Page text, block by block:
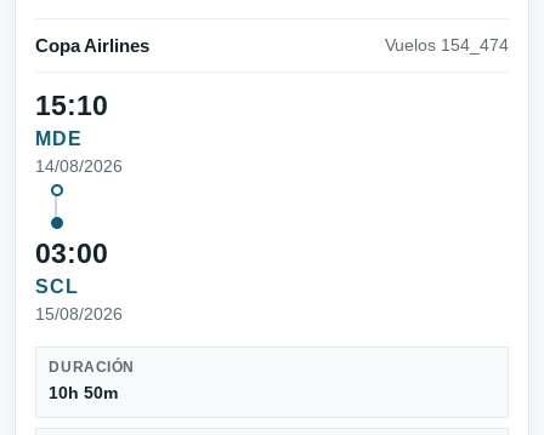
Copa Airlines Vuelos 154_474
15:10
MDE
14/08/2026
03:00
SCL
15/08/2026
DURACIÓN
10h 50m